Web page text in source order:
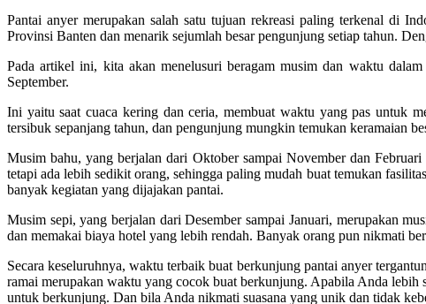
Pantai anyer merupakan salah satu tujuan rekreasi paling terkenal di
Provinsi Banten dan menarik sejumlah besar pengunjung setiap tahun.
Pada artikel ini, kita akan menelusuri beragam musim dan waktu
September.
Ini yaitu saat cuaca kering dan ceria, membuat waktu yang pas untuk
tersibuk sepanjang tahun, dan pengunjung mungkin temukan keramaian
Musim bahu, yang berjalan dari Oktober sampai November dan
tetapi ada lebih sedikit orang, sehingga paling mudah buat temukan
banyak kegiatan yang dijajakan pantai.
Musim sepi, yang berjalan dari Desember sampai Januari, merupakan
dan memakai biaya hotel yang lebih rendah. Banyak orang pun nikmati
Secara keseluruhnya, waktu terbaik buat berkunjung pantai anyer
ramai merupakan waktu yang cocok buat berkunjung. Apabila Anda
untuk berkunjung. Dan bila Anda nikmati suasana yang unik dan tidak